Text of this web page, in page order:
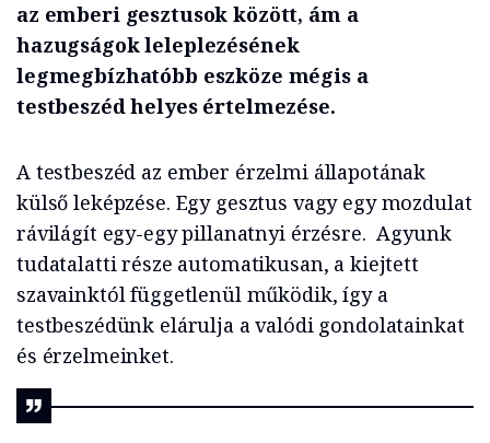
az emberi gesztusok között, ám a
hazugságok leleplezésének
legmegbízhatóbb eszköze mégis a
testbeszéd helyes értelmezése.
A testbeszéd az ember érzelmi állapotának
külső leképzése. Egy gesztus vagy egy mozdulat
rávilágít egy-egy pillanatnyi érzésre. Agyunk
tudatalatti része automatikusan, a kiejtett
szavainktól függetlenül működik, így a
testbeszédünk elárulja a valódi gondolatainkat
és érzelmeinket.